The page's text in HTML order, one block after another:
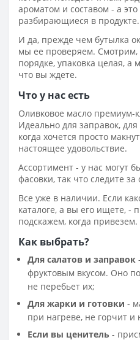
ароматом и составом - а
разбирающиеся в продукте.
И да, прежде чем бутылка
мы ее проверяем.
порядке, упаковка целая, а
что вы ждете.
Что у нас есть
Оливковое масло премиум-
Идеально для заправок,
когда хочется просто
настоящее удовольствие.
Ассортимент - у нас могут
фасовки, так что следите
Все уже в наличии. Если
каталоге, а вы его ищете, -
подскажем, когда привезем.
Как выбрать?
Для салатов и заправок
фруктовым вкусом. Оно
не перебьет их;
Для жарки и готовки -
при нагреве, не горчит и
Если вы ценитель -